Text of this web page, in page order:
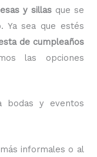
y sillasque se
Ya sea que estés
de cumpleaños
las opciones
bodas y eventos
informales o al